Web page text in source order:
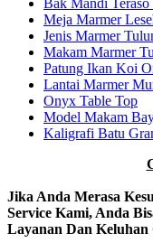
Meja Marmer
Jenis Marmer
Makam Marmer
Patung Ikan Koi
Lantai Marmer
Onyx Table Top
Model Makam
Kaligrafi Batu
Jika Anda Merasa
Service Kami, Anda
Layanan Dan